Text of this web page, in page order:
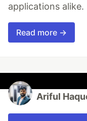
applications alike.
Read more →
Ariful